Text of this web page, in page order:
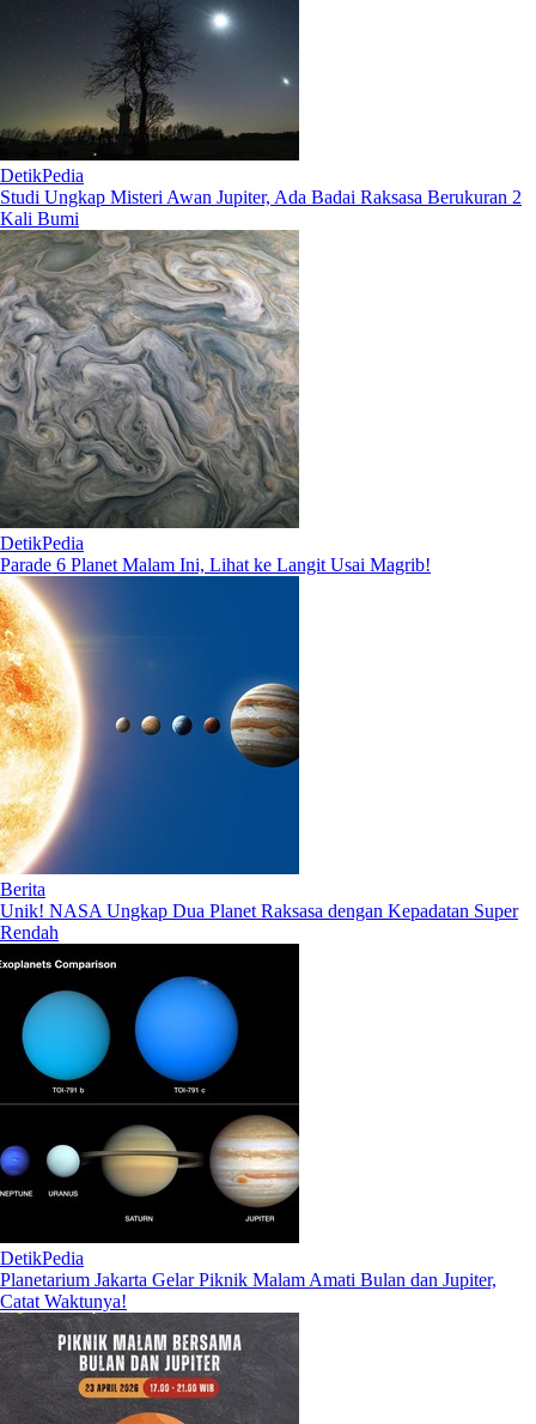
DetikPedia
Studi Ungkap Misteri Awan Jupiter, Ada Badai Raksasa Berukuran 2
Kali Bumi
DetikPedia
Parade 6 Planet Malam Ini, Lihat ke Langit Usai Magrib!
Berita
Unik! NASA Ungkap Dua Planet Raksasa dengan Kepadatan Super
Rendah
DetikPedia
Planetarium Jakarta Gelar Piknik Malam Amati Bulan dan Jupiter,
Catat Waktunya!